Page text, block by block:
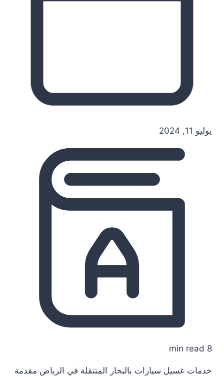
يوليو 11, 2024
8 min read
خدمات غسيل سيارات بالبخار المتنقلة في الرياض مقدمة